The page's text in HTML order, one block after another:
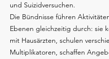
und Suizidversuchen.
Die Bündnisse führen
Ebenen gleichzeitig durch: sie
mit Hausärzten, schulen
Multiplikatoren, schaffen